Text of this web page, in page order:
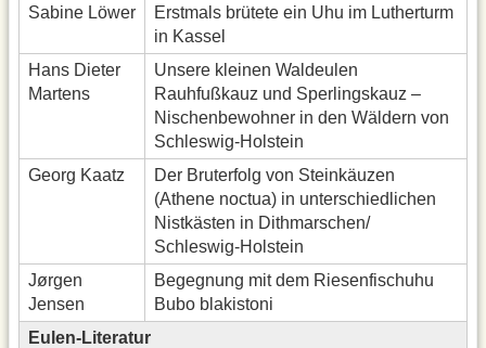
Sabine Löwer
Erstmals brütete ein Uhu im Lutherturm
in Kassel
Hans Dieter
Martens
Unsere kleinen Waldeulen
Rauhfußkauz und Sperlingskauz –
Nischenbewohner in den Wäldern von
Schleswig-Holstein
Georg Kaatz
Der Bruterfolg von Steinkäuzen
(Athene noctua) in unterschiedlichen
Nistkästen in Dithmarschen/
Schleswig-Holstein
Jørgen
Jensen
Begegnung mit dem Riesenfischuhu
Bubo blakistoni
Eulen-Literatur